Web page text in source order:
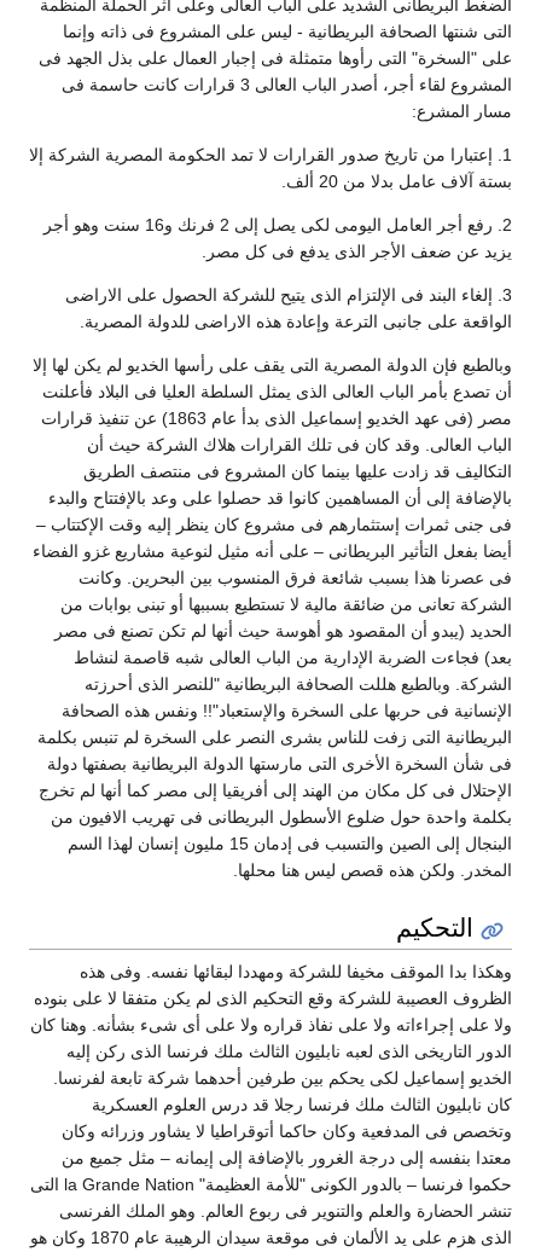
البريطانى الشديد على الباب العالى وعلى أثر الحملة المنظمة
شنتها الصحافة البريطانية - ليس على المشروع فى ذاته وإنما
"السخرة" التى رأوها متمثلة فى إجبار العمال على بذل الجهد فى
المشروع لقاء أجر، أصدر الباب العالى 3 قرارات كانت حاسمة فى
المشرع:
1. إعتبارا من تاريخ صدور القرارات لا تمد الحكومة المصرية الشركة إلا
آلاف عامل بدلا من 20 ألف.
2. رفع أجر العامل اليومى لكى يصل إلى 2 فرنك و16 سنت وهو أجر
عن ضعف الأجر الذى يدفع فى كل مصر.
3. إلغاء البند فى الإلتزام الذى يتيح للشركة الحصول على الاراضى
على جانبى الترعة وإعادة هذه الاراضى للدولة المصرية.
فإن الدولة المصرية التى يقف على رأسها الخديو لم يكن لها إلا
تصدع بأمر الباب العالى الذى يمثل السلطة العليا فى البلاد فأعلنت
مصر (فى عهد الخديو إسماعيل الذى بدأ عام 1863) عن تنفيذ قرارات
العالى. وقد كان فى تلك القرارات هلاك الشركة حيث أن
قد زادت عليها بينما كان المشروع فى منتصف الطريق
إلى أن المساهمين كانوا قد حصلوا على وعد بالإفتتاح والبدء
جنى ثمرات إستثمارهم فى مشروع كان ينظر إليه وقت الإكتتاب –
بفعل التأثير البريطانى – على أنه مثيل لنوعية مشاريع غزو الفضاء
عصرنا هذا بسبب شائعة فرق المنسوب بين البحرين. وكانت
تعانى من ضائقة مالية لا تستطيع بسببها أو تبنى بوابات من
(يبدو أن المقصود هو أهوسة حيث أنها لم تكن تصنع فى مصر
فجاءت الضربة الإدارية من الباب العالى شبه قاصمة لنشاط
وبالطبع هللت الصحافة البريطانية "للنصر الذى أحرزته
فى حربها على السخرة والإستعباد"!! ونفس هذه الصحافة
التى زفت للناس بشرى النصر على السخرة لم تنبس بكلمة
شأن السخرة الأخرى التى مارستها الدولة البريطانية بصفتها دولة
فى كل مكان من الهند إلى أفريقيا إلى مصر كما أنها لم تخرج
واحدة حول ضلوع الأسطول البريطانى فى تهريب الافيون من
البنجال إلى الصين والتسبب فى إدمان 15 مليون إنسان لهذا السم
ولكن هذه قصص ليس هنا محلها.
التحكيم
بدا الموقف مخيفا للشركة ومهددا لبقائها نفسه. وفى هذه
العصيبة للشركة وقع التحكيم الذى لم يكن متفقا لا على بنوده
على إجراءاته ولا على نفاذ قراره ولا على أى شىء بشأنه. وهنا كان
التاريخى الذى لعبه نابليون الثالث ملك فرنسا الذى ركن إليه
إسماعيل لكى يحكم بين طرفين أحدهما شركة تابعة لفرنسا.
نابليون الثالث ملك فرنسا رجلا قد درس العلوم العسكرية
فى المدفعية وكان حاكما أتوقراطيا لا يشاور وزرائه وكان
بنفسه إلى درجة الغرور بالإضافة إلى إيمانه – مثل جميع من
حكموا فرنسا – بالدور الكونى "للأمة العظيمة" la Grande Nation التى
الحضارة والعلم والتنوير فى ربوع العالم. وهو الملك الفرنسى
الذى هزم على يد الألمان فى موقعة سيدان الرهيبة عام 1870 وكان هو